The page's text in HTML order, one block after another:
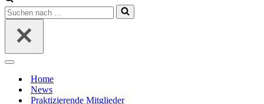
Suchen
nach …
Navigationsmenü
Home
News
Praktizierende Mitglieder